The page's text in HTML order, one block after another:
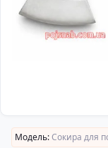
Модель:Сокира для